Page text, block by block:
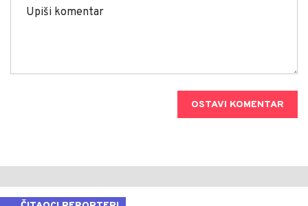
OSTAVI KOMENTAR